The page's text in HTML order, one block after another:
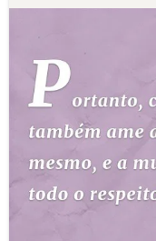
DEVOCIONAL DIÁRIO
10 MANDAMENTOS
ESTUDOS BÍBLICOS
TEMAS